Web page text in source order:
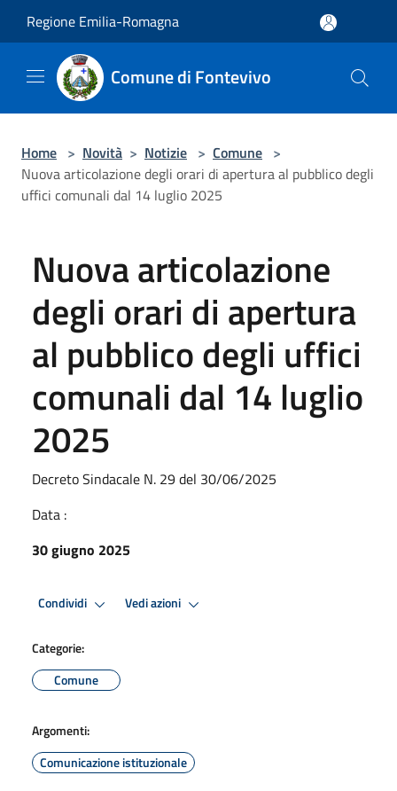
Regione Emilia-Romagna
Comune di Fontevivo
Home > Novità > Notizie > Comune >
Nuova articolazione degli orari di apertura al pubblico degli
uffici comunali dal 14 luglio 2025
Nuova articolazione
degli orari di apertura
al pubblico degli uffici
comunali dal 14 luglio
2025
Decreto Sindacale N. 29 del 30/06/2025
Data :
30 giugno 2025
Condividi Vedi azioni
Categorie:
Comune
Argomenti:
Comunicazione istituzionale